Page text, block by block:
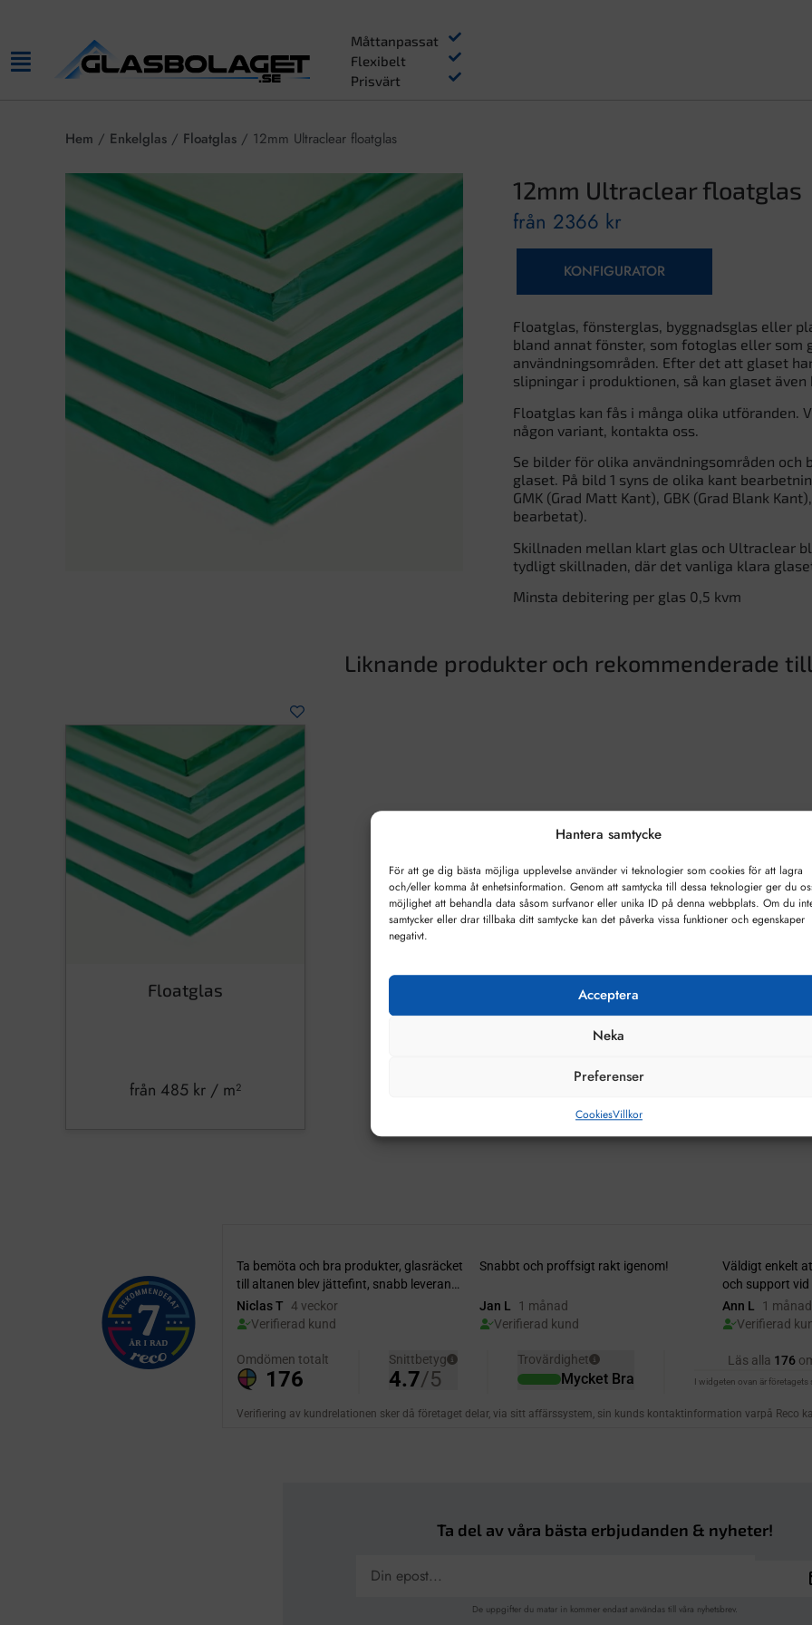
Hantera samtycke
För att ge dig bästa möjliga upplevelse använder vi teknologier som cookies för att lagra
och/eller komma åt enhetsinformation. Genom att samtycka till dessa teknologier ger du
möjlighet att behandla data såsom surfvanor eller unika ID på denna webbplats. Om du
samtycker eller drar tillbaka ditt samtycke kan det påverka vissa funktioner och egenskaper
negativt.
Acceptera
Neka
Preferenser
CookiesVillkor
Måttanpassat
Flexibelt
Prisvärt
Hem / Enkelglas / Floatglas / 12mm Ultraclear floatglas
12mm Ultraclear floatglas
från 2366 kr
KONFIGURATOR
Floatglas, fönsterglas, byggnadsglas eller
bland annat fönster, som fotoglas eller
användningsområden. Efter det att glaset
slipningar i produktionen, så kan glaset
Floatglas kan fås i många olika utföranden.
någon variant, kontakta oss.
Se bilder för olika användningsområden
glaset. På bild 1 syns de olika kant
GMK (Grad Matt Kant), GBK (Grad Blank
bearbetat).
Skillnaden mellan klart glas och Ultraclear
tydligt skillnaden, där det vanliga klara
Minsta debitering per glas 0,5 kvm
Liknande produkter och rekommenderade
Floatglas
från 485 kr/ m²
Ta del av våra bästa erbjudanden & nyheter!
De uppgifter du matar in kommer endast användas till våra nyhetsbrev.